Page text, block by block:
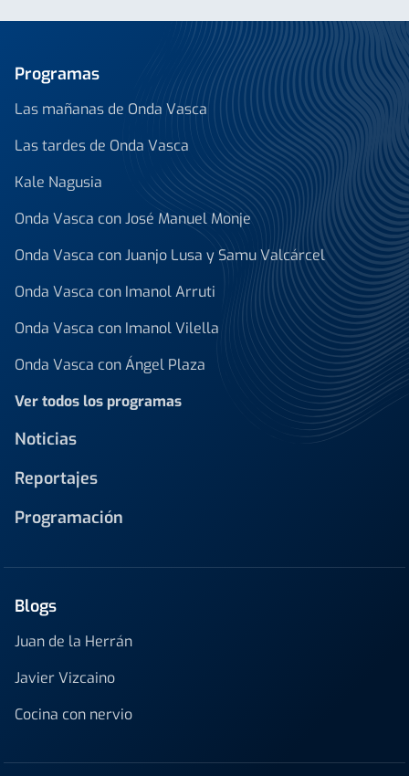
Programas
Las mañanas de Onda Vasca
Las tardes de Onda Vasca
Kale Nagusia
Onda Vasca con José Manuel Monje
Onda Vasca con Juanjo Lusa y Samu Valcárcel
Onda Vasca con Imanol Arruti
Onda Vasca con Imanol Vilella
Onda Vasca con Ángel Plaza
Ver todos los programas
Noticias
Reportajes
Programación
Blogs
Juan de la Herrán
Javier Vizcaino
Cocina con nervio